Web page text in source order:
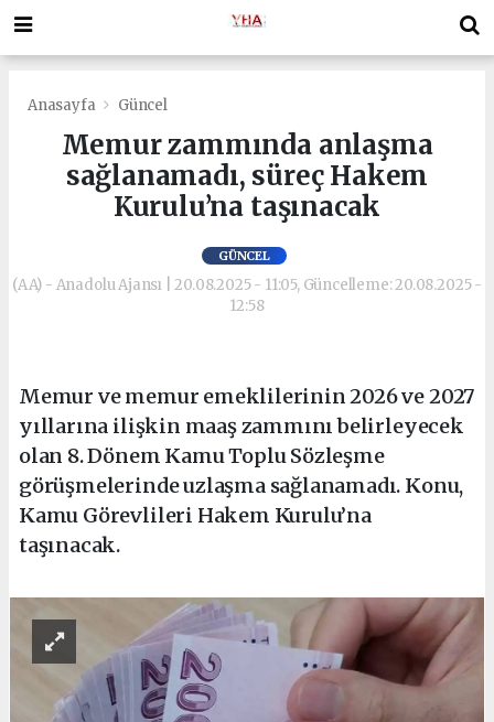
Anasayfa Güncel
Memur zammında anlaşma
sağlanamadı, süreç Hakem
Kurulu’na taşınacak
GÜNCEL
(AA) - Anadolu Ajansı | 20.08.2025 - 11:05, Güncelleme: 20.08.2025 -
12:58
Memur ve memur emeklilerinin 2026 ve 2027
yıllarına ilişkin maaş zammını belirleyecek
olan 8. Dönem Kamu Toplu Sözleşme
görüşmelerinde uzlaşma sağlanamadı. Konu,
Kamu Görevlileri Hakem Kurulu’na
taşınacak.